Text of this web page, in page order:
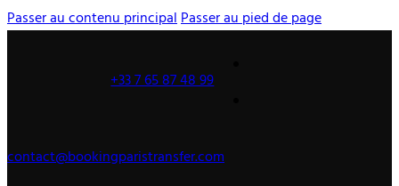
Passer au contenu principalPasser au pied de page
+33 7 65 87 48 99
contact@bookingparistransfer.com